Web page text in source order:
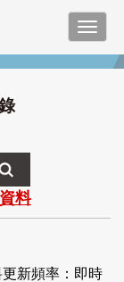
料
更新頻率：即時